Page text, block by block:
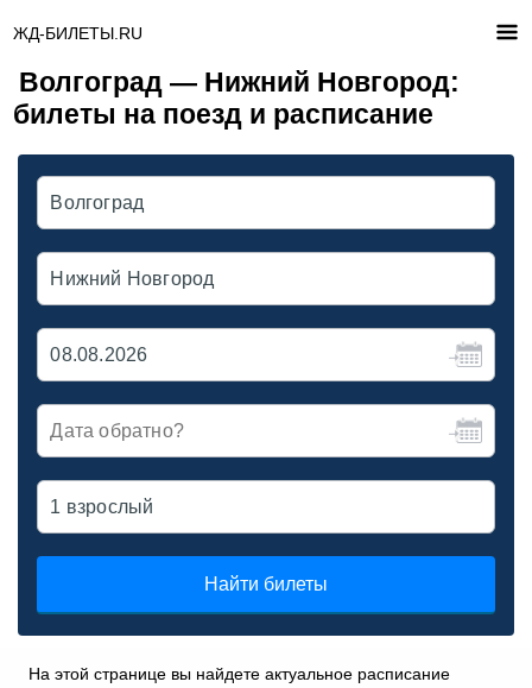
ЖД-БИЛЕТЫ.RU
Волгоград — Нижний Новгород:
билеты на поезд и расписание
Найти билеты
На этой странице вы найдете актуальное расписание